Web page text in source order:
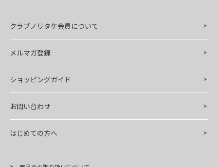
クラブノリタケ会員について
メルマガ登録
ショッピングガイド
お問い合わせ
はじめての方へ